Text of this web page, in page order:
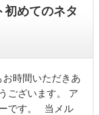
初めてのネタ
お時間いただきあ
ございます。 ア
です。 当メル